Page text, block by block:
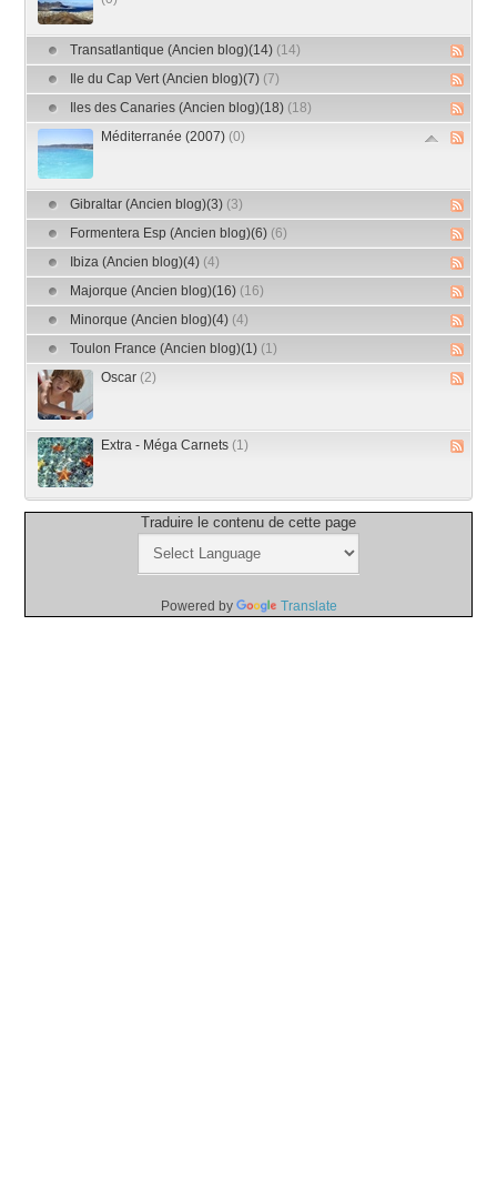
Transatlantique (Ancien blog)(14) (14)
Ile du Cap Vert (Ancien blog)(7) (7)
Iles des Canaries (Ancien blog)(18) (18)
Méditerranée (2007) (0)
Gibraltar (Ancien blog)(3) (3)
Formentera Esp (Ancien blog)(6) (6)
Ibiza (Ancien blog)(4) (4)
Majorque (Ancien blog)(16) (16)
Minorque (Ancien blog)(4) (4)
Toulon France (Ancien blog)(1) (1)
Oscar (2)
Extra - Méga Carnets (1)
Traduire le contenu de cette page
Powered by Translate